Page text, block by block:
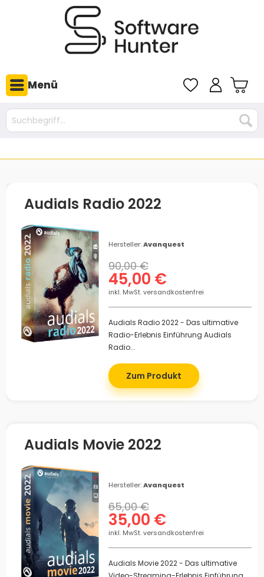
Menü
Audials Radio 2022
Hersteller:Avanquest
45,00 €
90,00 €
inkl. MwSt. versandkostenfrei
Audials Radio 2022 - Das ultimative
Radio-Erlebnis Einführung Audials
Radio...
Zum Produkt
Audials Movie 2022
Hersteller:Avanquest
35,00 €
65,00 €
inkl. MwSt. versandkostenfrei
Audials Movie 2022 - Das ultimative